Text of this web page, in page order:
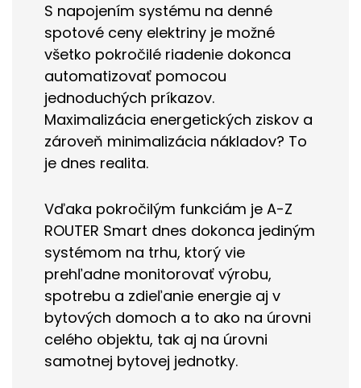
S napojením systému na denné
spotové ceny elektriny je možné
všetko pokročilé riadenie dokonca
automatizovať pomocou
jednoduchých príkazov.
Maximalizácia energetických ziskov a
zároveň minimalizácia nákladov? To
je dnes realita.
Vďaka pokročilým funkciám je A-Z
ROUTER Smart dnes dokonca jediným
systémom na trhu, ktorý vie
prehľadne monitorovať výrobu,
spotrebu a zdieľanie energie aj v
bytových domoch a to ako na úrovni
celého objektu, tak aj na úrovni
samotnej bytovej jednotky.